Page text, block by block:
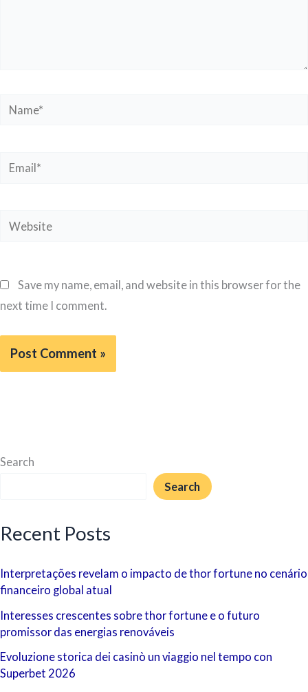
Name*
Email*
Website
Save my name, email, and website in this browser for the
next time I comment.
Search
Search
Recent Posts
Interpretações revelam o impacto de thor fortune no cenário
financeiro global atual
Interesses crescentes sobre thor fortune e o futuro
promissor das energias renováveis
Evoluzione storica dei casinò un viaggio nel tempo con
Superbet 2026